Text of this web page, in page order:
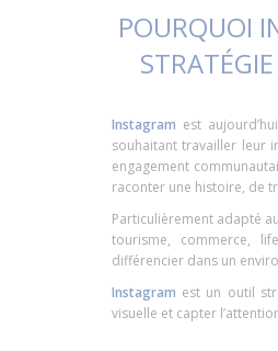
POURQUOI
Instagram est
souhaitant travailler leur
engagement
raconter une histoire, de
Particulièrement adapté
tourisme, commerce,
différencier dans un
Instagram est un outil
visuelle et capter